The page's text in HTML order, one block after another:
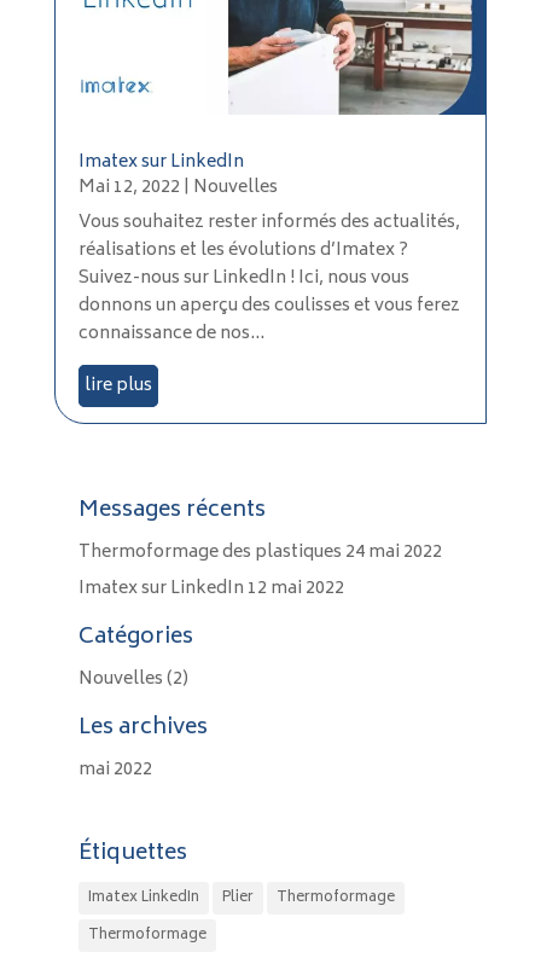
Imatex sur LinkedIn
Mai 12, 2022 | Nouvelles
Vous souhaitez rester informés des actualités,
réalisations et les évolutions d’Imatex ?
Suivez-nous sur LinkedIn ! Ici, nous vous
donnons un aperçu des coulisses et vous ferez
connaissance de nos...
lire plus
Messages récents
Thermoformage des plastiques 24 mai 2022
Imatex sur LinkedIn 12 mai 2022
Catégories
Nouvelles(2)
Les archives
mai 2022
Étiquettes
Imatex LinkedIn Plier
Thermoformage
Thermoformage